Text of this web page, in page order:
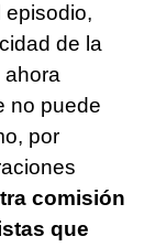
episodio,
de la
ahora
no puede
por
comisión
que